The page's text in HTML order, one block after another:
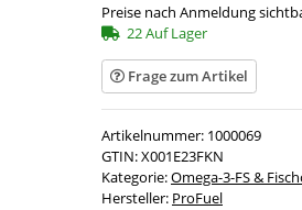
Preise nach Anmeldung
22 Auf Lager
Frage zum Artikel
Artikelnummer: 1000069
GTIN:X001E23FKN
Kategorie:Omega-3-FS &
Hersteller: ProFuel